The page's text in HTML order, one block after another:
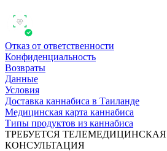
Отказ от ответственности
Конфиденциальность
Возвраты
Данные
Условия
Доставка каннабиса в Таиланде
Медицинская карта каннабиса
Типы продуктов из каннабиса
ТРЕБУЕТСЯ ТЕЛЕМЕДИЦИНСКАЯ
КОНСУЛЬТАЦИЯ